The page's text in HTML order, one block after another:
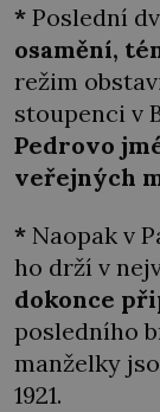
* Poslední
osamění,
režim
stoupenci v
Pedrovo
veřejných
* Naopak v
ho drží v
dokonce
posledního
manželky
1921.